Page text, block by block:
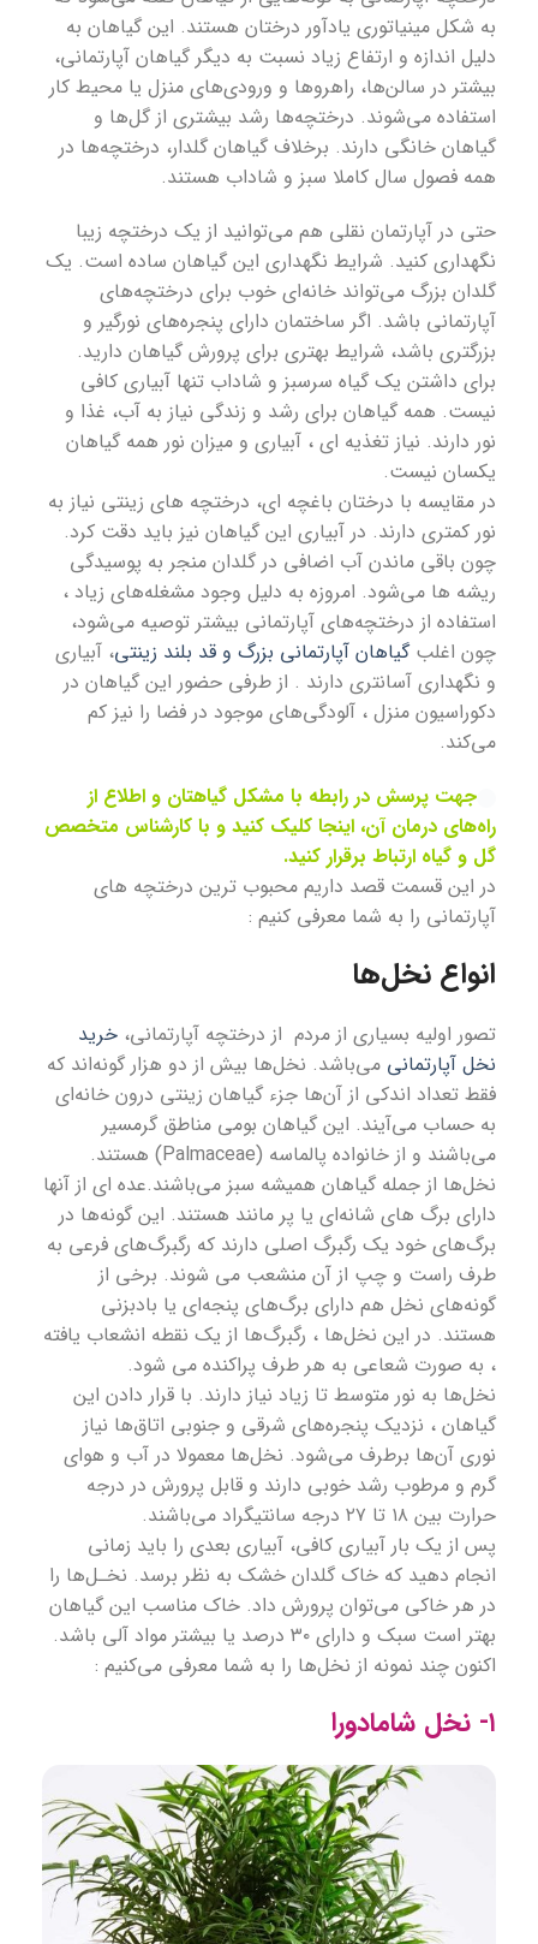
به شکل مینیاتوری یادآور درختان هستند. این گیاهان به
دلیل اندازه و ارتفاع زیاد نسبت به دیگر گیاهان آپارتمانی،
بیشتر در سالن‌ها، راهروها و ورودی‌های منزل یا محیط کار
استفاده می‌شوند. درختچه‌ها رشد بیشتری از گل‌ها و
گیاهان خانگی دارند. برخلاف گیاهان گلدار، درختچه‌ها در
همه فصول سال کاملا سبز و شاداب هستند.
حتی در آپارتمان نقلی هم می‌توانید از یک درختچه زیبا
نگهداری کنید. شرایط نگهداری این گیاهان ساده است. یک
گلدان بزرگ می‌تواند خانه‌ای خوب برای درختچه‌های
آپارتمانی باشد. اگر ساختمان دارای پنجره‌های نورگیر و
بزرگتری باشد، شرایط بهتری برای پرورش گیاهان دارید.
برای داشتن یک گیاه سرسبز و شاداب تنها آبیاری کافی
نیست. همه گیاهان برای رشد و زندگی نیاز به آب، غذا و
نور دارند. نیاز تغذیه ای ، آبیاری و میزان نور همه گیاهان
یکسان نیست.
در مقایسه با درختان باغچه ای، درختچه های زینتی نیاز به
نور کمتری دارند. در آبیاری این گیاهان نیز باید دقت کرد.
چون باقی ماندن آب اضافی در گلدان منجر به پوسیدگی
ریشه ها می‌شود. امروزه به دلیل وجود مشغله‌های زیاد ،
استفاده از درختچه‌های آپارتمانی بیشتر توصیه می‌شود،
چون اغلبگیاهان آپارتمانی بزرگ و قد بلند زینتی، آبیاری
و نگهداری آسانتری دارند . از طرفی حضور این گیاهان در
دکوراسیون منزل ، آلودگی‌های موجود در فضا را نیز کم
می‌کند.
جهت پرسش در رابطه با مشکل گیاهتان و اطلاع از
راه‌های درمان آن، اینجا کلیک کنید و با کارشناس متخصص
گل و گیاه ارتباط برقرار کنید.
در این قسمت قصد داریم محبوب ترین درختچه های
آپارتمانی را به شما معرفی کنیم :
انواع نخل‌ها
تصور اولیه بسیاری از مردم از درختچه آپارتمانی، خرید
نخل آپارتمانی می‌باشد. نخل‌ها بیش از دو هزار گونه‌اند که
فقط تعداد اندکی از آن‌ها جزء گیاهان زینتی درون خانه‌ای
به حساب می‌آیند. این گیاهان بومی مناطق گرمسیر
می‌باشند و از خانواده پالماسه (Palmaceae) هستند.
نخل‌ها از جمله گیاهان همیشه سبز می‌باشند.عده ای از آنها
دارای برگ های شانه‌ای یا پر مانند هستند. این گونه‌ها در
برگ‌های خود یک رگبرگ اصلی دارند که رگبرگ‌های فرعی به
طرف راست و چپ از آن منشعب می شوند. برخی از
گونه‌های نخل هم دارای برگ‌های پنجه‌ای یا بادبزنی
هستند. در این نخل‌ها ، رگبرگ‌ها از یک نقطه انشعاب یافته
، به صورت شعاعی به هر طرف پراکنده می شود.
نخل‌ها به نور متوسط تا زیاد نیاز دارند. با قرار دادن این
گیاهان ، نزدیک پنجره‌های شرقی و جنوبی اتاق‌ها نیاز
نوری آن‌ها برطرف می‌شود. نخل‌ها معمولا در آب و هوای
گرم و مرطوب رشد خوبی دارند و قابل پرورش در درجه
حرارت بین ۱۸ تا ۲۷ درجه سانتیگراد می‌باشند.
پس از یک بار آبیاری کافی، آبیاری بعدی را باید زمانی
انجام دهید که خاک گلدان خشک به نظر برسد. نخـل‌ها را
در هر خاکی می‌توان پرورش داد. خاک مناسب این گیاهان
بهتر است سبک و دارای ۳۰ درصد یا بیشتر مواد آلی باشد.
اکنون چند نمونه از نخل‌ها را به شما معرفی می‌کنیم :
۱- نخل شامادورا